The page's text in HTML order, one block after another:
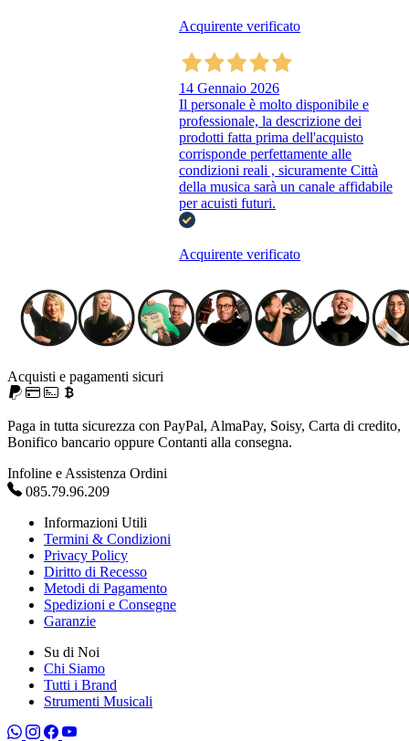
Acquirente verificato
14 Gennaio 2026
Il personale è molto disponibile e
professionale, la descrizione dei
prodotti fatta prima dell'acquisto
corrisponde perfettamente alle
condizioni reali , sicuramente Città
della musica sarà un canale affidabile
per acuisti futuri.
Acquirente verificato
Acquisti e pagamenti sicuri
Paga in tutta sicurezza con PayPal, AlmaPay, Soisy, Carta di credito,
Bonifico bancario oppure Contanti alla consegna.
Infoline e Assistenza Ordini
085.79.96.209
Informazioni Utili
Termini & Condizioni
Privacy Policy
Diritto di Recesso
Metodi di Pagamento
Spedizioni e Consegne
Garanzie
Su di Noi
Chi Siamo
Tutti i Brand
Strumenti Musicali